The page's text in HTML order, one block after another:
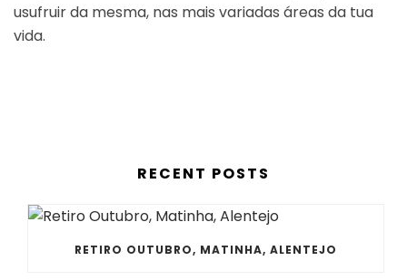
usufruir da mesma, nas mais variadas áreas da tua
vida.
RECENT POSTS
RETIRO OUTUBRO, MATINHA, ALENTEJO